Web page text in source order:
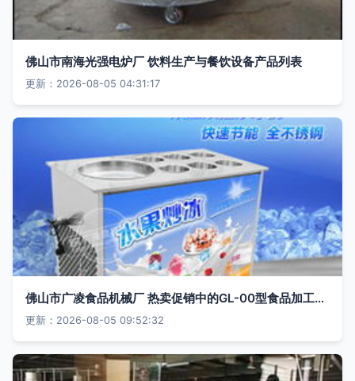
佛山市南海光强电炉厂 饮料生产与餐饮设备产品列表
更新：2026-08-05 04:31:17
佛山市广凌食品机械厂 热卖促销中的GL-00型食品加工设备优势解析
更新：2026-08-05 09:52:32